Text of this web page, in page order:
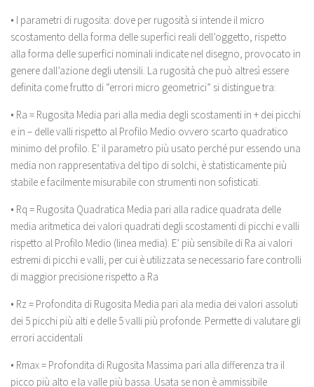
• I parametri di rugosita: dove per rugosità si intende il micro
scostamento della forma delle superfici reali dell’oggetto, rispetto
alla forma delle superfici nominali indicate nel disegno, provocato in
genere dall’azione degli utensili. La rugosità che può altresì essere
definita come frutto di “errori micro geometrici” si distingue tra:
• Ra = Rugosita Media pari alla media degli scostamenti in + dei picchi
e in – delle valli rispetto al Profilo Medio ovvero scarto quadratico
minimo del profilo. E’ il parametro più usato perché pur essendo una
media non rappresentativa del tipo di solchi, è statisticamente più
stabile e facilmente misurabile con strumenti non sofisticati.
• Rq = Rugosita Quadratica Media pari alla radice quadrata delle
media aritmetica dei valori quadrati degli scostamenti di picchi e valli
rispetto al Profilo Medio (linea media). E’ più sensibile di Ra ai valori
estremi di picchi e valli, per cui è utilizzata se necessario fare controlli
di maggior precisione rispetto a Ra
• Rz = Profondita di Rugosita Media pari ala media dei valori assoluti
dei 5 picchi più alti e delle 5 valli più profonde. Permette di valutare gli
errori accidentali
• Rmax = Profondita di Rugosita Massima pari alla differenza tra il
picco più alto e la valle più bassa. Usata se non è ammissibile